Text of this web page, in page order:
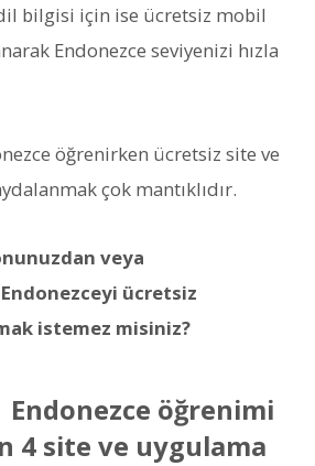
bilgisi için ise ücretsiz mobil
Endonezce seviyenizi hızla
öğrenirken ücretsiz site ve
çok mantıklıdır.
veya
ücretsiz
istemez misiniz?
Endonezce öğrenimi
4 site ve uygulama